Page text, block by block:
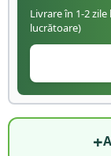
Livrare în 1-2
lucrătoare)
+